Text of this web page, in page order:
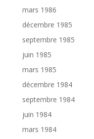
mars 1986
décembre 1985
septembre 1985
juin 1985
mars 1985
décembre 1984
septembre 1984
juin 1984
mars 1984